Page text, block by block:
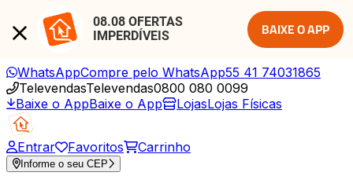
08.08 OFERTAS
IMPERDÍVEIS
BAIXE O APP
WhatsAppCompre pelo WhatsApp55 41 74031865
TelevendasTelevendas0800 080 0099
Baixe o AppBaixe o App LojasLojas Físicas
Entrar Favoritos Carrinho
Informe o seu CEP